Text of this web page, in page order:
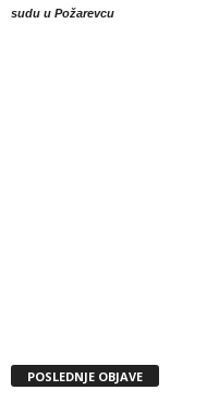
sudu u Požarevcu
POSLEDNJE OBJAVE